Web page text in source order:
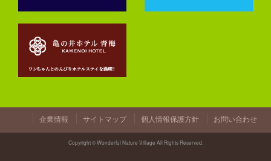
企業情報 サイトマップ 個人情報保護方針 お問い合わせ
Copyright © Wonderful Nature Village All Rights Reserved.